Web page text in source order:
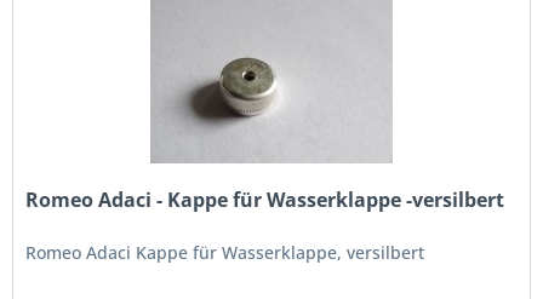
Romeo Adaci - Kappe für Wasserklappe -versilbert
Romeo Adaci Kappe für Wasserklappe, versilbert